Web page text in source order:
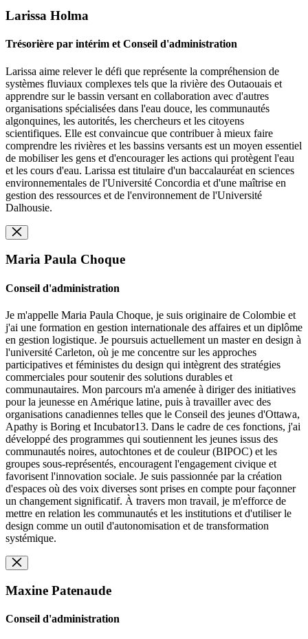
Larissa Holma
Trésorière par intérim et Conseil d'administration
Larissa aime relever le défi que représente la compréhension de
systèmes fluviaux complexes tels que la rivière des Outaouais et
apprendre sur le bassin versant en collaboration avec d'autres
organisations spécialisées dans l'eau douce, les communautés
algonquines, les autorités, les chercheurs et les citoyens
scientifiques. Elle est convaincue que contribuer à mieux faire
comprendre les rivières et les bassins versants est un moyen essentiel
de mobiliser les gens et d'encourager les actions qui protègent l'eau
et les cours d'eau. Larissa est titulaire d'un baccalauréat en sciences
environnementales de l'Université Concordia et d'une maîtrise en
gestion des ressources et de l'environnement de l'Université
Dalhousie.
Maria Paula Choque
Conseil d'administration
Je m'appelle Maria Paula Choque, je suis originaire de Colombie et
j'ai une formation en gestion internationale des affaires et un diplôme
en gestion logistique. Je poursuis actuellement un master en design à
l'université Carleton, où je me concentre sur les approches
participatives et féministes du design qui intègrent des stratégies
commerciales pour soutenir des solutions durables et
communautaires. Mon parcours m'a amenée à diriger des initiatives
pour la jeunesse en Amérique latine, puis à travailler avec des
organisations canadiennes telles que le Conseil des jeunes d'Ottawa,
Apathy is Boring et Incubator13. Dans le cadre de ces fonctions, j'ai
développé des programmes qui soutiennent les jeunes issus des
communautés noires, autochtones et de couleur (BIPOC) et les
groupes sous-représentés, encouragent l'engagement civique et
favorisent l'innovation sociale. Je suis passionnée par la création
d'espaces où des voix diverses sont prises en compte pour façonner
un changement significatif. À travers mon travail, je m'efforce de
mettre en relation les communautés et les institutions et d'utiliser le
design comme un outil d'autonomisation et de transformation
systémique.
Maxine Patenaude
Conseil d'administration